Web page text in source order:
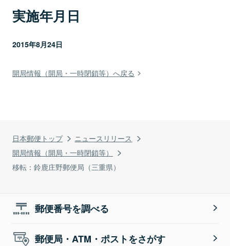
日本郵便トップ
ニュースリリース
開局情報（開局・一時閉鎖等）
移転：鈴鹿庄野郵便局（三重県）
実施年月日
2015年8月24日
開局情報（開局・一時閉鎖等）へ戻る
郵便番号を調べる
郵便局・ATM・ポストをさがす